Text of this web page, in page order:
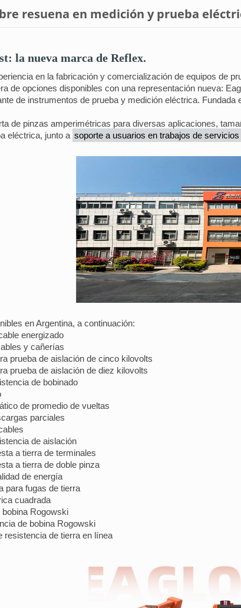
resuena en medición y prueba
la nueva marca de Reflex.
en la fabricación y comercialización de equipos de
de opciones disponibles con una representación nueva:
de instrumentos de prueba y medición eléctrica. Fundada
de pinzas amperimétricas para diversas aplicaciones,
eléctrica, junto a soporte a usuarios en trabajos de
en Argentina, a continuación:
energizado
y cañerías
prueba de aislación de cinco kilovolts
prueba de aislación de diez kilovolts
de bobinado
de promedio de vueltas
parciales
de aislación
a tierra de terminales
a tierra de doble pinza
de energía
para fugas de tierra
cuadrada
Rogowski
de bobina Rogowski
resistencia de tierra en línea